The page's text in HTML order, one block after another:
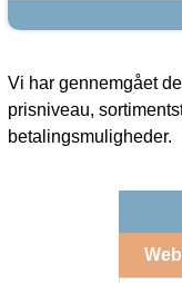
Vi har gennemgået
prisniveau,
betalingsmuligheder.